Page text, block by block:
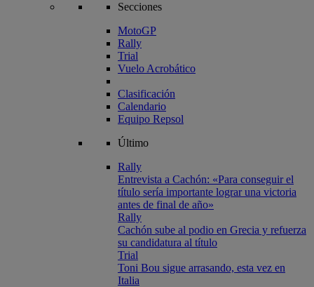
Secciones
MotoGP
Rally
Trial
Vuelo Acrobático
Clasificación
Calendario
Equipo Repsol
Último
Rally
Entrevista a Cachón: «Para conseguir el
título sería importante lograr una victoria
antes de final de año»
Rally
Cachón sube al podio en Grecia y refuerza
su candidatura al título
Trial
Toni Bou sigue arrasando, esta vez en
Italia